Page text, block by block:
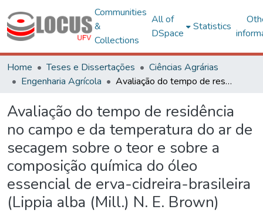
Communities
&
Collections
All of
DSpace
Statistics
Home Teses e Dissertações
Ciências Agrárias
Engenharia Agrícola
Avaliação do tempo de residência no campo e da temperatura do ar de secagem sobre o teor e sobre a composição química do óleo essencial de erva-cidreira-brasileira (Lippia alba (Mill.) N. E. Brown)
Avaliação do tempo de residência
no campo e da temperatura do ar de
secagem sobre o teor e sobre a
composição química do óleo
essencial de erva-cidreira-brasileira
(Lippia alba (Mill.) N. E. Brown)